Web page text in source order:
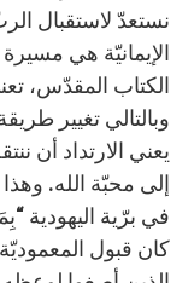
نستعدّ لاستقبال
الإيمانيّة هي
الكتاب المقدّس،
وبالتالي تغيير
يعني الارتداد أن
إلى محبّة الله.
كان قبول